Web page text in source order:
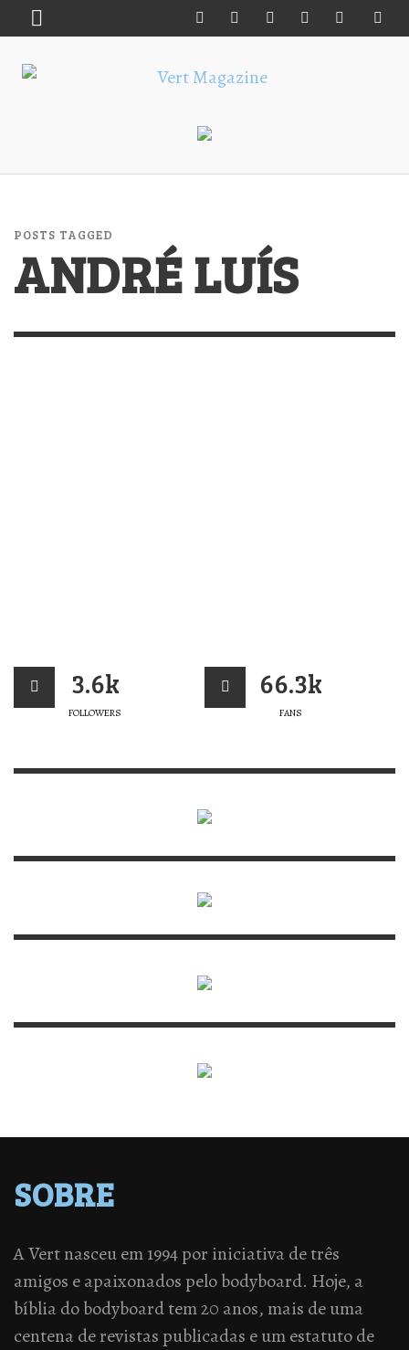
POSTS TAGGED
ANDRÉ LUÍS
3.6k
FOLLOWERS
66.3k
FANS
SOBRE
A Vert nasceu em 1994 por iniciativa de três
amigos e apaixonados pelo bodyboard. Hoje, a
bíblia do bodyboard tem 20 anos, mais de uma
centena de revistas publicadas e um estatuto de